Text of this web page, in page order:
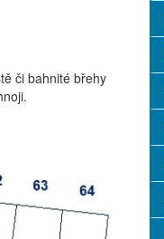
či bahnité břehy